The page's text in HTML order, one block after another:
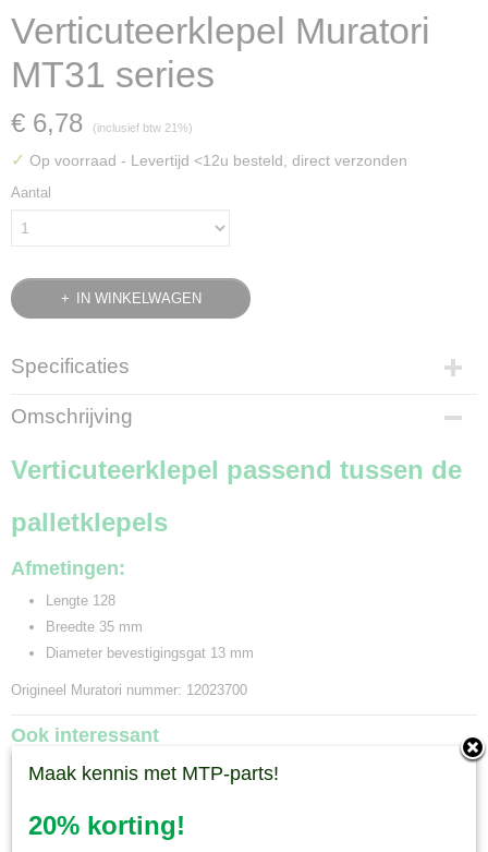
Verticuteerklepel Muratori
MT31 series
€ 6,78 (inclusief btw 21%)
✓ Op voorraad - Levertijd <12u besteld, direct verzonden
Aantal
IN WINKELWAGEN
Specificaties
Bruto gewicht
0,10 Kg
Omschrijving
Verticuteerklepel passend tussen de
palletklepels
Afmetingen:
Lengte 128
Breedte 35 mm
Diameter bevestigingsgat 13 mm
Origineel Muratori nummer: 12023700
Ook interessant
Maak kennis met MTP-parts!
20% korting!